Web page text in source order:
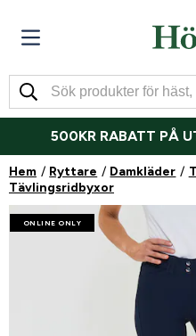
500KR RABATT PÅ
Hem Ryttare Damkläder
Tävlingsridbyxor
ONLINE ONLY